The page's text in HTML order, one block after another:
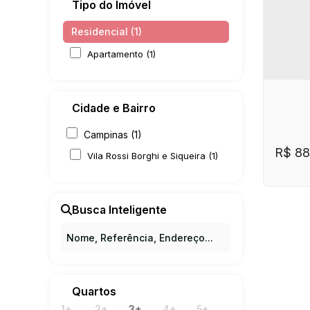
Tipo do Imóvel
Residencial (1)
Apartamento (1)
Cidade e Bairro
Campinas (1)
Vila Rossi Borghi e Siqueira (1)
Busca Inteligente
Quartos
R$